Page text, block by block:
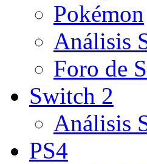
Pokémon
Análisis
Foro de
Switch 2
Análisis
PS4